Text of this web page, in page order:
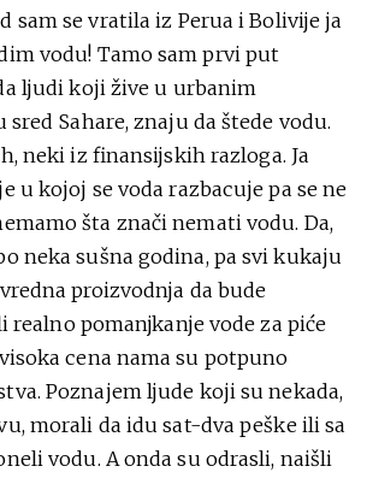
sam se vratila iz Perua i Bolivije ja
vodu! Tamo sam prvi put
ljudi koji žive u urbanim
sred Sahare, znaju da štede vodu.
neki iz finansijskih razloga. Ja
u kojoj se voda razbacuje pa se ne
šta znači nemati vodu. Da,
neka sušna godina, pa svi kukaju
proizvodnja da bude
realno pomanjkanje vode za piće
cena nama su potpuno
Poznajem ljude koji su nekada,
morali da idu sat-dva peške ili sa
vodu. A onda su odrasli, naišli